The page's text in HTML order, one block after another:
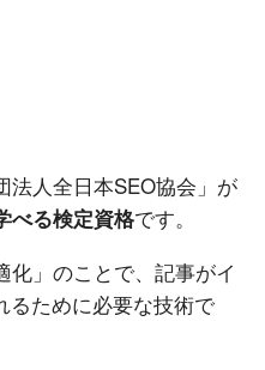
法人全日本SEO協会」が
べる検定資格です。
化」のことで、記事がイ
るために必要な技術で